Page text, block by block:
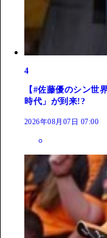
4
【#佐藤優のシン世
時代」が到来!?
2026年08月07日 07:00